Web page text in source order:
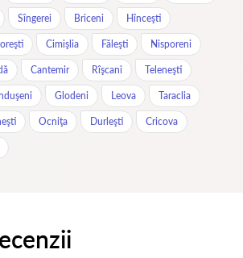
Sîngerei Briceni Hînceşti
Cimişlia Făleşti Nisporeni
Cantemir Rîşcani Teleneşti
Glodeni Leova Taraclia
Ocniţa Durleşti Cricova